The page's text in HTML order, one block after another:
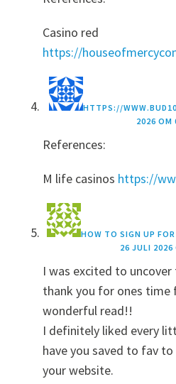
Casino red
https://
HTTPS://
2026 OM
References:
M life casinos https://
HOW TO SIGN UP FOR
26 JULI 2026
I was excited to
thank you for ones
wonderful read!!
I definitely liked every
have you saved to fav
your website.